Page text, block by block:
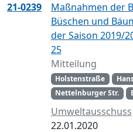
21-0239
Maßnahmen der
Büschen und
der Saison 2019/
25
Mitteilung
Holstenstraße
Nettelnburger Str.
Umweltausschuss
22.01.2020